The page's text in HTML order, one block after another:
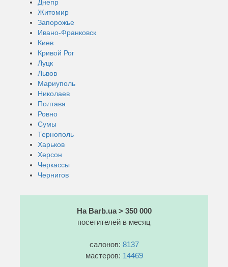
Днепр
Житомир
Запорожье
Ивано-Франковск
Киев
Кривой Рог
Луцк
Львов
Мариуполь
Николаев
Полтава
Ровно
Сумы
Тернополь
Харьков
Херсон
Черкассы
Чернигов
На Barb.ua > 350 000
посетителей в месяц
салонов: 8137
мастеров: 14469